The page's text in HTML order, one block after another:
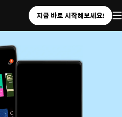
지금 바로 시작해보세요!